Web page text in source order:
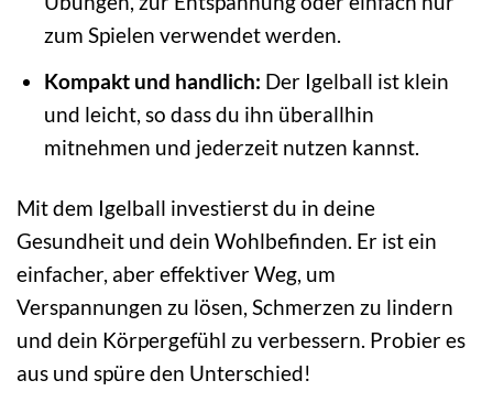
zum Spielen verwendet werden.
Kompakt und handlich: Der Igelball ist klein
und leicht, so dass du ihn überallhin
mitnehmen und jederzeit nutzen kannst.
Mit dem Igelball investierst du in deine
Gesundheit und dein Wohlbefinden. Er ist ein
einfacher, aber effektiver Weg, um
Verspannungen zu lösen, Schmerzen zu lindern
und dein Körpergefühl zu verbessern. Probier es
aus und spüre den Unterschied!